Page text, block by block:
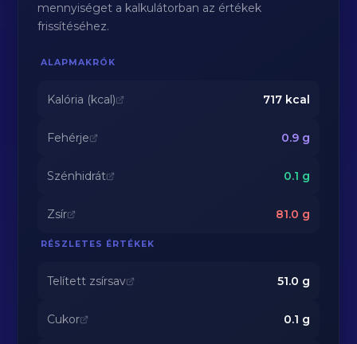
mennyiséget a kalkulátorban az értékek
frissítéséhez.
ALAPMAKRÓK
Kalória (kcal) 717kcal
Fehérje 0.9g
Szénhidrát 0.1 g
Zsír 81.0 g
RÉSZLETES ÉRTÉKEK
Telített zsírsav 51.0 g
Cukor 0.1 g